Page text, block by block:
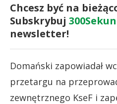
Chcesz być na
Subskrybuj
newsletter!
Domański zapowiadał
przetargu na
zewnętrznego KseF i